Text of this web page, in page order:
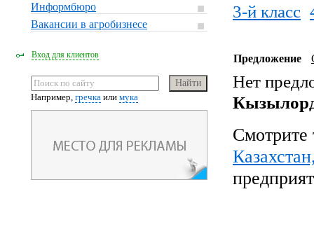
Информбюро
Вакансии в агробизнесе
Вход для клиентов
Например, гречка или мука
3-й класс
Предложение
Нет
Смотрите